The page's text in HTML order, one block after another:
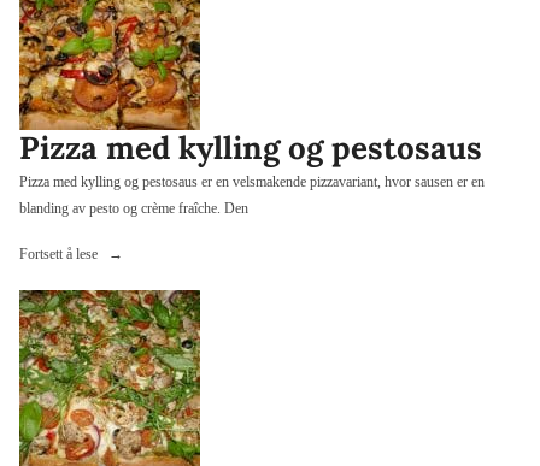
bearnés»
Pizza med kylling og pestosaus
Pizza med kylling og pestosaus er en velsmakende pizzavariant, hvor sausen er en
blanding av pesto og crème fraîche. Den
Fortsett å lese
«Pizza
kylling
og
pestosaus»